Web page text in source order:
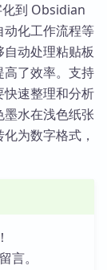
到 Obsidian
动化工作流程等
动处理粘贴板
高了效率。支持
快速整理和分析
水在浅色纸张
为数字格式，
言。